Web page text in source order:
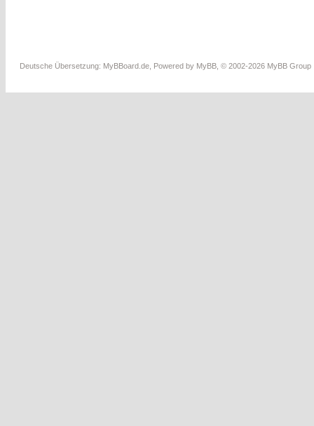
Deutsche Übersetzung: MyBBoard.de , Powered by MyBB , © 2002-2026 MyBB Group